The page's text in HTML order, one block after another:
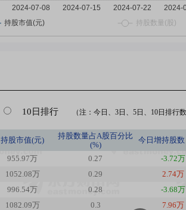
10日排行 （注：今日、3日、5日、10日排行
持股市值(元)
持股数量占A股百分比
(%)
今日 增持股数
955.97万 0.27 -3.72万
1052.08万 0.29 2.74万
996.54万 0.28 -3.68万
1082.09万 0.3 7.96万